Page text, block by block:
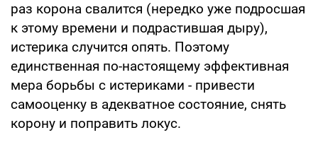
раз корона свалится (нередко уже подросшая
к этому времени и подрастившая дыру),
истерика случится опять. Поэтому
единственная по-настоящему эффективная
мера борьбы с истериками - привести
самооценку в адекватное состояние, снять
корону и поправить локус.